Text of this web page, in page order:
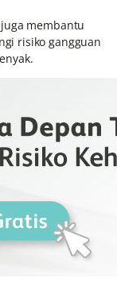
membantu
risiko gangguan